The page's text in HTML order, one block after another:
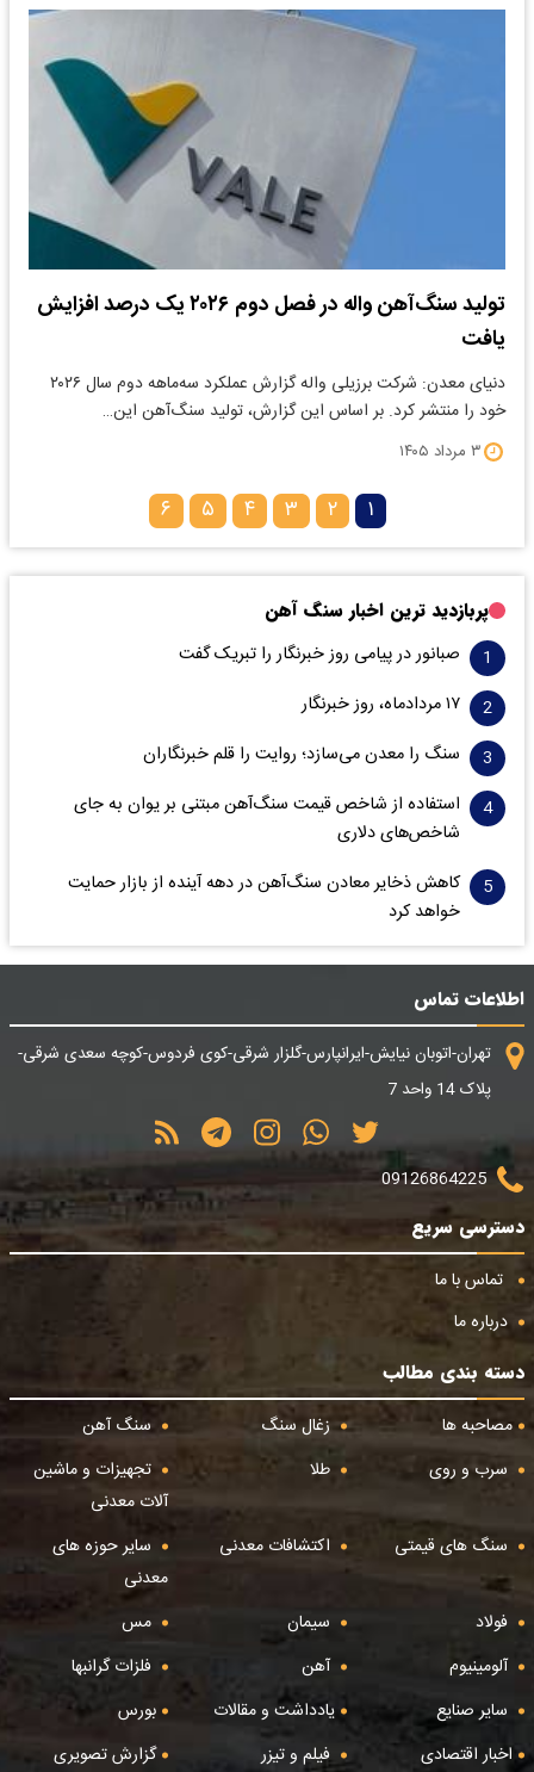
تولید سنگ‌آهن واله در فصل دوم ۲۰۲۶ یک درصد افزایش
یافت
دنیای معدن: شرکت برزیلی واله گزارش عملکرد سه‌ماهه دوم سال ۲۰۲۶
خود را منتشر کرد. بر اساس این گزارش، تولید سنگ‌آهن این…
۳ مرداد ۱۴۰۵
۱ ۲ ۳ ۴ ۵ ۶
پربازدید ترین اخبار سنگ آهن
صبانور در پیامی روز خبرنگار را تبریک گفت
۱۷ مردادماه، روز خبرنگار
سنگ را معدن می‌سازد؛ روایت را قلم خبرنگاران
استفاده از شاخص قیمت سنگ‌آهن مبتنی بر یوان به جای
شاخص‌های دلاری
کاهش ذخایر معادن سنگ‌آهن در دهه آینده از بازار حمایت
خواهد کرد
اطلاعات تماس
تهران-اتوبان نیایش-ایرانپارس-گلزار شرقی-کوی فردوس-کوچه سعدی شرقی-
پلاک 14 واحد 7
09126864225
دسترسی سریع
تماس با ما
درباره ما
دسته بندی مطالب
مصاحبه ها
زغال سنگ
سنگ آهن
سرب و روی
طلا
تجهیزات و ماشین
آلات معدنی
سنگ های قیمتی
اکتشافات معدنی
سایر حوزه های
معدنی
فولاد
سیمان
مس
آلومینیوم
آهن
فلزات گرانبها
سایر صنایع
یادداشت و مقالات
بورس
اخبار اقتصادی
فیلم و تیزر گزارش تصویری